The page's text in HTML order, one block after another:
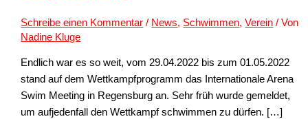
Schreibe einen Kommentar / News, Schwimmen,Verein / Von
Nadine Kluge
Endlich war es so weit, vom 29.04.2022 bis zum 01.05.2022
stand auf dem Wettkampfprogramm das Internationale Arena
Swim Meeting in Regensburg an. Sehr früh wurde gemeldet,
um aufjedenfall den Wettkampf schwimmen zu dürfen. […]